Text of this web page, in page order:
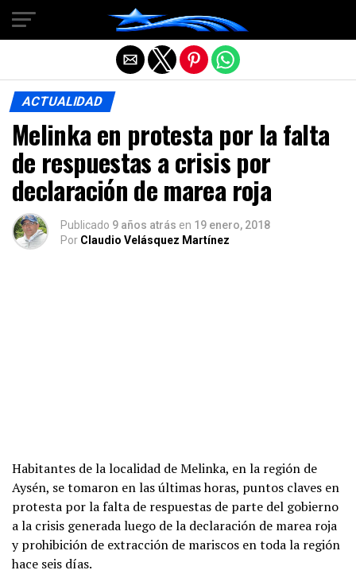
ACTUALIDAD
Melinka en protesta por la falta
de respuestas a crisis por
declaración de marea roja
Publicado 9 años atrás en 19 enero, 2018
Por Claudio Velásquez Martínez
Habitantes de la localidad de Melinka, en la región de
Aysén, se tomaron en las últimas horas, puntos claves en
protesta por la falta de respuestas de parte del gobierno
a la crisis generada luego de la declaración de marea roja
y prohibición de extracción de mariscos en toda la región
hace seis días.
Salir de la versión móvil